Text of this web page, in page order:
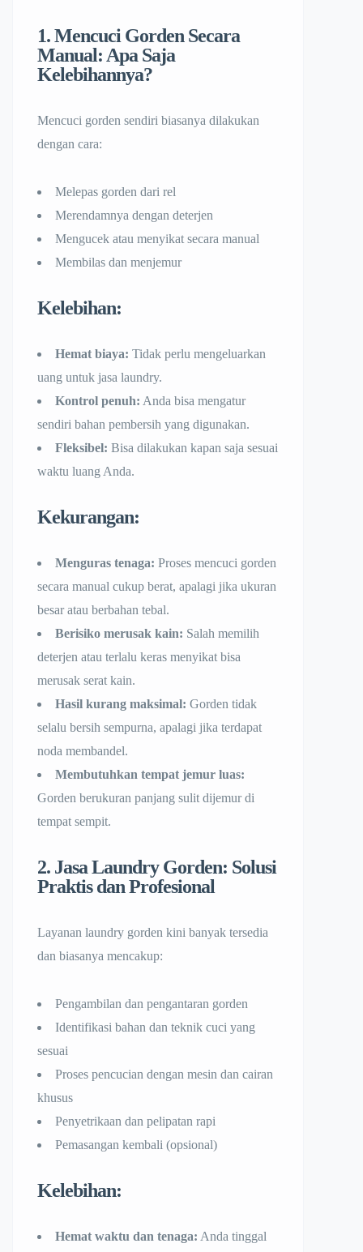
1. Mencuci Gorden Secara
Manual: Apa Saja
Kelebihannya?
Mencuci gorden sendiri biasanya dilakukan
dengan cara:
Melepas gorden dari rel
Merendamnya dengan deterjen
Mengucek atau menyikat secara manual
Membilas dan menjemur
Kelebihan:
Hemat biaya: Tidak perlu mengeluarkan
uang untuk jasa laundry.
Kontrol penuh: Anda bisa mengatur
sendiri bahan pembersih yang digunakan.
Fleksibel: Bisa dilakukan kapan saja sesuai
waktu luang Anda.
Kekurangan:
Menguras tenaga: Proses mencuci gorden
secara manual cukup berat, apalagi jika ukuran
besar atau berbahan tebal.
Berisiko merusak kain: Salah memilih
deterjen atau terlalu keras menyikat bisa
merusak serat kain.
Hasil kurang maksimal: Gorden tidak
selalu bersih sempurna, apalagi jika terdapat
noda membandel.
Membutuhkan tempat jemur luas:
Gorden berukuran panjang sulit dijemur di
tempat sempit.
2. Jasa Laundry Gorden: Solusi
Praktis dan Profesional
Layanan laundry gorden kini banyak tersedia
dan biasanya mencakup:
Pengambilan dan pengantaran gorden
Identifikasi bahan dan teknik cuci yang
sesuai
Proses pencucian dengan mesin dan cairan
khusus
Penyetrikaan dan pelipatan rapi
Pemasangan kembali (opsional)
Kelebihan:
Hemat waktu dan tenaga: Anda tinggal